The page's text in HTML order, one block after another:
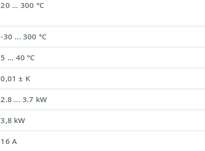
20 ... 300 °C
-30 ... 300 °C
5 ... 40 °C
0,01 ± K
2.8 ... 3.7 kW
3,8 kW
16 A